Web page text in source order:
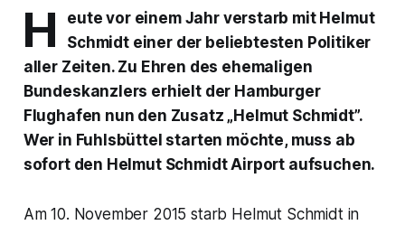
H
eute vor einem Jahr verstarb mit Helmut
Schmidt einer der beliebtesten Politiker
aller Zeiten. Zu Ehren des ehemaligen
Bundeskanzlers erhielt der Hamburger
Flughafen nun den Zusatz „Helmut Schmidt”.
Wer in Fuhlsbüttel starten möchte, muss ab
sofort den Helmut Schmidt Airport aufsuchen.
Am 10. November 2015 starb Helmut Schmidt in